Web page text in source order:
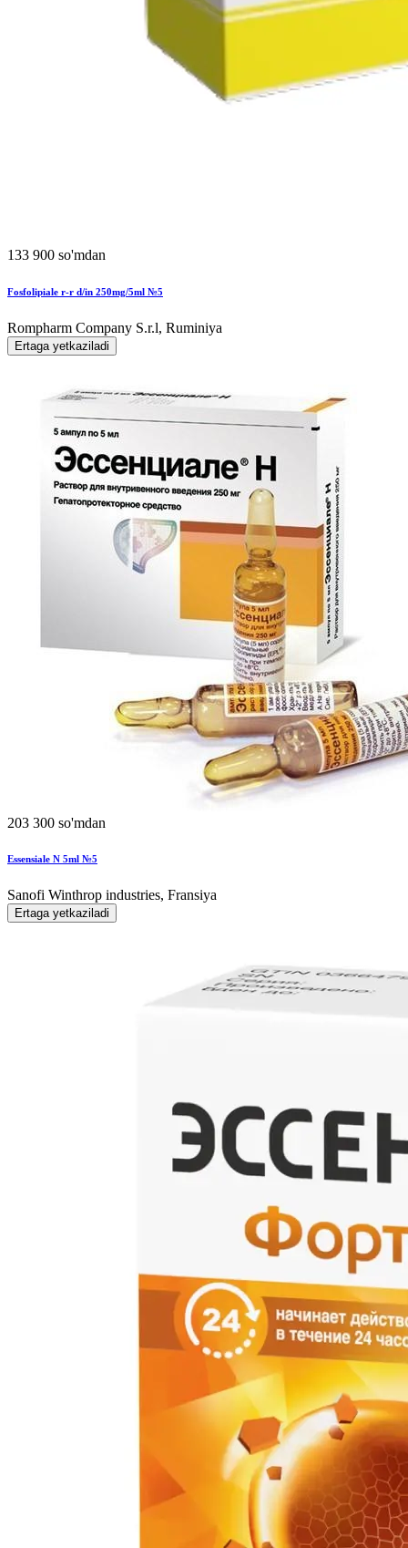
133 900 so'mdan
Fosfolipiale r-r d/in 250mg/5ml №5
Rompharm Company S.r.l, Ruminiya
Ertaga yetkaziladi
203 300 so'mdan
Essensiale N 5ml №5
Sanofi Winthrop industries, Fransiya
Ertaga yetkaziladi